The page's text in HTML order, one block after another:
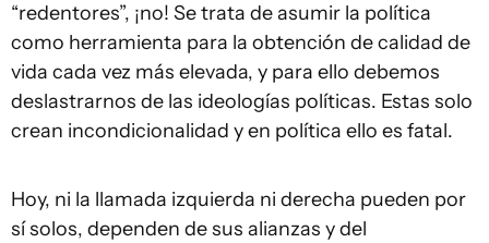
“redentores”, ¡no! Se trata de asumir la política
como herramienta para la obtención de calidad de
vida cada vez más elevada, y para ello debemos
deslastrarnos de las ideologías políticas. Estas solo
crean incondicionalidad y en política ello es fatal.
Hoy, ni la llamada izquierda ni derecha pueden por
sí solos, dependen de sus alianzas y del